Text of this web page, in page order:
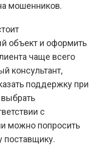
мошенников.
объект и оформить
чаще всего
консультант,
поддержку при
с
можно попросить
поставщику.